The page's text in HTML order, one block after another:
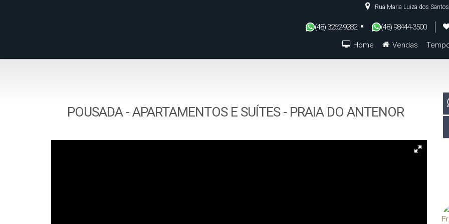
Rua Maria Luiza dos Santos
(48) 3262-9282 (48) 98444-3500
Vendas
Home
POUSADA - APARTAMENTOS E SUÍTES - PRAIA DO ANTENOR